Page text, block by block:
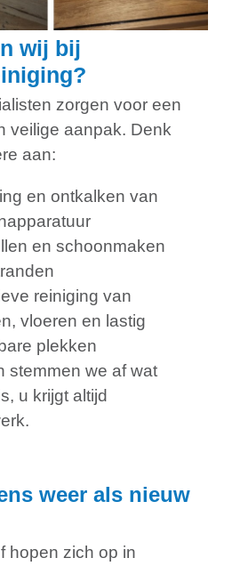
wij bij
zorgen voor een
veilige aanpak. Denk
aan:
en ontkalken van
en schoonmaken
reiniging van
vloeren en lastig
plekken
stemmen we af wat
u krijgt altijd
weer als nieuw
hopen zich op in